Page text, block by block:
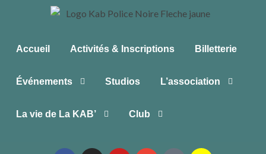
Accueil Activités & Inscriptions Billetterie
Événements Studios L’association
La vie de La KAB’ Club